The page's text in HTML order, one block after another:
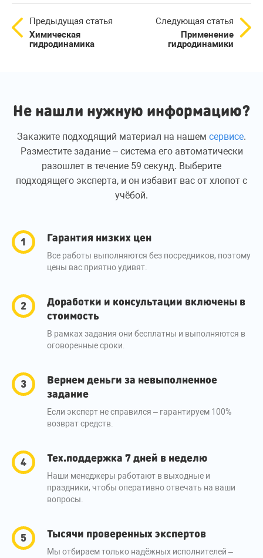
Предыдущая статья
Химическая
гидродинамика
Следующая статья
Применение
гидродинамики
Не нашли нужную информацию?
Закажите подходящий материал на нашем сервисе.
Разместите задание – система его автоматически
разошлет в течение 59 секунд. Выберите
подходящего эксперта, и он избавит вас от хлопот с
учёбой.
Гарантия низких цен
Все работы выполняются без посредников, поэтому
цены вас приятно удивят.
Доработки и консультации включены в
стоимость
В рамках задания они бесплатны и выполняются в
оговоренные сроки.
Вернем деньги за невыполненное
задание
Если эксперт не справился – гарантируем 100%
возврат средств.
Тех.поддержка 7 дней в неделю
Наши менеджеры работают в выходные и
праздники, чтобы оперативно отвечать на ваши
вопросы.
Тысячи проверенных экспертов
Мы отбираем только надёжных исполнителей –